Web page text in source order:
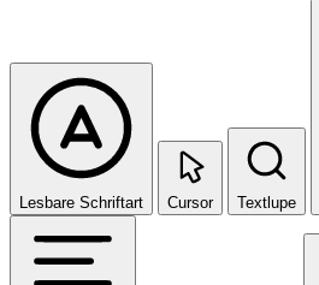
Lesbare Schriftart Cursor Textlupe